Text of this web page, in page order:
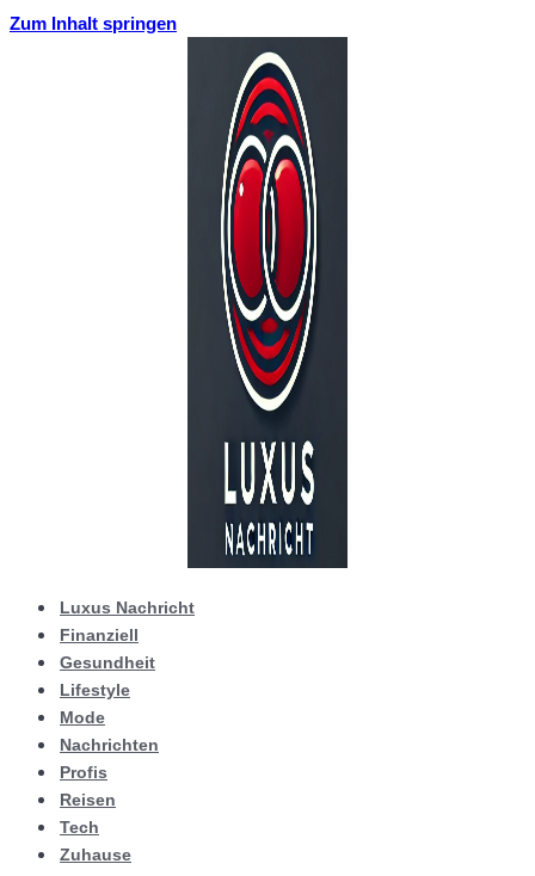
Zum Inhalt springen
Luxus Nachricht
Finanziell
Gesundheit
Lifestyle
Mode
Nachrichten
Profis
Reisen
Tech
Zuhause